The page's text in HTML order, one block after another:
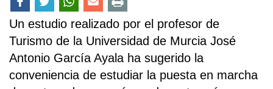
Un estudio realizado por el profesor de
Turismo de la Universidad de Murcia José
Antonio García Ayala ha sugerido la
conveniencia de estudiar la puesta en marcha